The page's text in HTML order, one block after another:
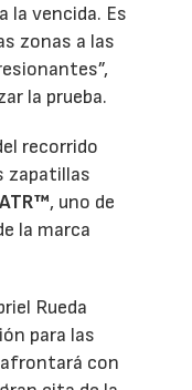
la vencida. Es
zonas a las
la prueba.
recorrido
zapatillas
, uno de
la marca
Rueda
para las
afrontará con